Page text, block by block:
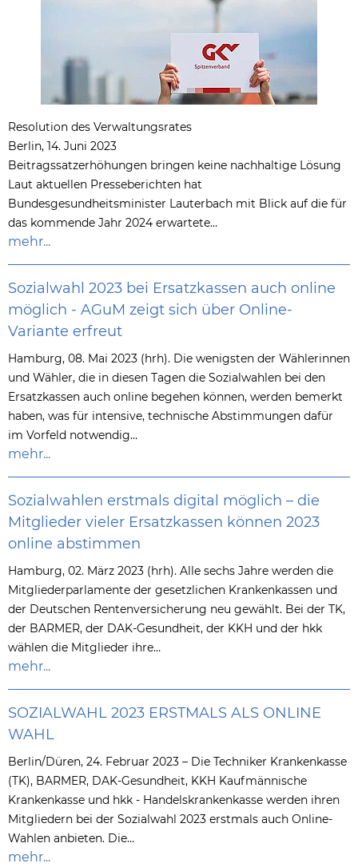
Resolution des Verwaltungsrates
Berlin, 14. Juni 2023
Beitragssatzerhöhungen bringen keine nachhaltige Lösung
Laut aktuellen Presseberichten hat
Bundesgesundheitsminister Lauterbach mit Blick auf die für
das kommende Jahr 2024 erwartete…
mehr...
Sozialwahl 2023 bei Ersatzkassen auch online
möglich - AGuM zeigt sich über Online-
Variante erfreut
Hamburg, 08. Mai 2023 (hrh). Die wenigsten der Wählerinnen
und Wähler, die in diesen Tagen die Sozialwahlen bei den
Ersatzkassen auch online begehen können, werden bemerkt
haben, was für intensive, technische Abstimmungen dafür
im Vorfeld notwendig…
mehr...
Sozialwahlen erstmals digital möglich – die
Mitglieder vieler Ersatzkassen können 2023
online abstimmen
Hamburg, 02. März 2023 (hrh). Alle sechs Jahre werden die
Mitgliederparlamente der gesetzlichen Krankenkassen und
der Deutschen Rentenversicherung neu gewählt. Bei der TK,
der BARMER, der DAK-Gesundheit, der KKH und der hkk
wählen die Mitglieder ihre…
mehr...
SOZIALWAHL 2023 ERSTMALS ALS ONLINE
WAHL
Berlin/Düren, 24. Februar 2023 – Die Techniker Krankenkasse
(TK), BARMER, DAK-Gesundheit, KKH Kaufmännische
Krankenkasse und hkk - Handelskrankenkasse werden ihren
Mitgliedern bei der Sozialwahl 2023 erstmals auch Online-
Wahlen anbieten. Die…
mehr...